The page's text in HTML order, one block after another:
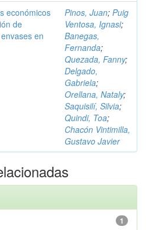
económicos
de
en
Pinos, Juan; Puig
Ventosa, Ignasi;
Banegas,
Fernanda;
Quezada, Fanny;
Delgado,
Gabriela;
Orellana, Nataly;
Saquisilí, Silvia;
Quindi, Toa;
Chacón Vintimilla,
Gustavo Javier
1